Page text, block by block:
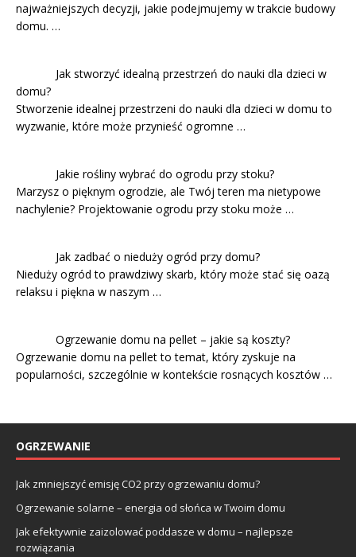
najważniejszych decyzji, jakie podejmujemy w trakcie budowy
domu. …
Jak stworzyć idealną przestrzeń do nauki dla dzieci w
domu?
Stworzenie idealnej przestrzeni do nauki dla dzieci w domu to
wyzwanie, które może przynieść ogromne …
Jakie rośliny wybrać do ogrodu przy stoku?
Marzysz o pięknym ogrodzie, ale Twój teren ma nietypowe
nachylenie? Projektowanie ogrodu przy stoku może …
Jak zadbać o nieduży ogród przy domu?
Nieduży ogród to prawdziwy skarb, który może stać się oazą
relaksu i piękna w naszym …
Ogrzewanie domu na pellet – jakie są koszty?
Ogrzewanie domu na pellet to temat, który zyskuje na
popularności, szczególnie w kontekście rosnących kosztów …
OGRZEWANIE
Jak zmniejszyć emisję CO2 przy ogrzewaniu domu?
Ogrzewanie solarne – energia od słońca w Twoim domu
Jak efektywnie zaizolować poddasze w domu – najlepsze
rozwiązania